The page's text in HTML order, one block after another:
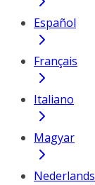
Español
Français
Italiano
Magyar
Nederlands